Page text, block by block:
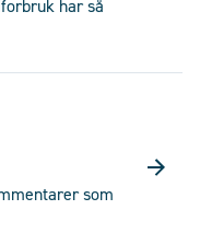
har så
som